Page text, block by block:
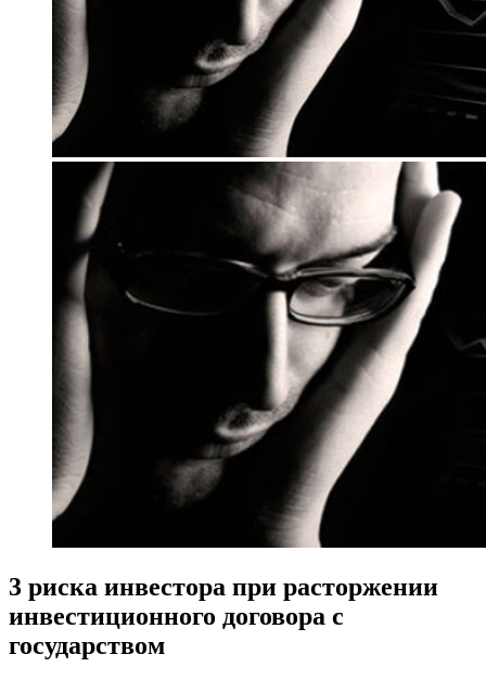
3 риска инвестора при расторжении
инвестиционного договора с
государством